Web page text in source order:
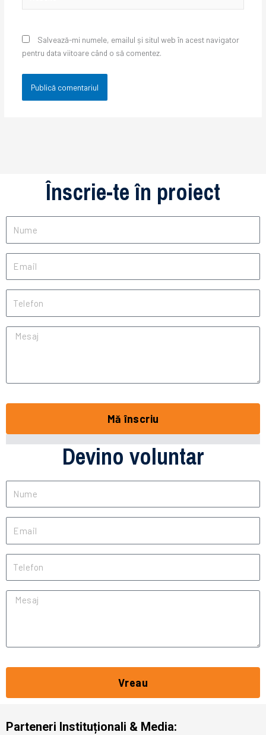
Salvează-mi numele, emailul și situl web în acest navigator
pentru data viitoare când o să comentez.
Înscrie-te în proiect
Mesaj
Mă înscriu
Devino voluntar
Mesaj
Vreau
Parteneri Instituționali & Media: